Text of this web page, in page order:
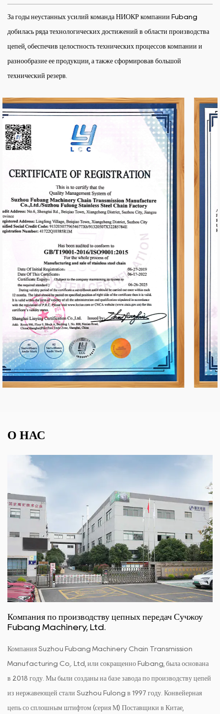
За годы неустанных усилий команда НИОКР компании Fubang
добилась ряда технологических достижений в области производства
цепей, обеспечив целостность технических процессов компании и
разнообразие ее продукции, а также сформировав большой
технический резерв.
О НАС
Компания по производству цепных передач Сучжоу
Fubang Machinery, Ltd.
Компания Suzhou Fubang Machinery Chain Transmission
Manufacturing Co,. Ltd, или сокращенно Fubang, была основана
в 2018 году. Мы были созданы на базе завода по производству цепей
из нержавеющей стали Suzhou Fulong в 1997 году. Конвейерная
цепь со сплошным штифтом (серия М) Поставщики в Китае